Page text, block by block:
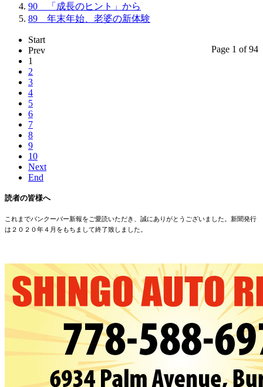
90 「成長のヒント」から
89 年末年始、老婆の新体験
Page 1 of 94
Start
Prev
1
2
3
4
5
6
7
8
9
10
Next
End
読者の皆様へ
これまでバンクーバー新報をご愛読いただき、誠にありがとうございました。新聞発行
は２０２０年４月をもちまして終了致しました。